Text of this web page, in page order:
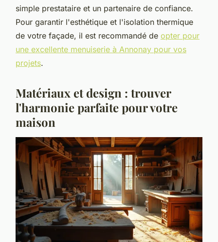
simple prestataire et un partenaire de confiance.
Pour garantir l'esthétique et l'isolation thermique
de votre façade, il est recommandé de opter pour
une excellente menuiserie à Annonay pour vos
projets.
Matériaux et design : trouver
l'harmonie parfaite pour votre
maison